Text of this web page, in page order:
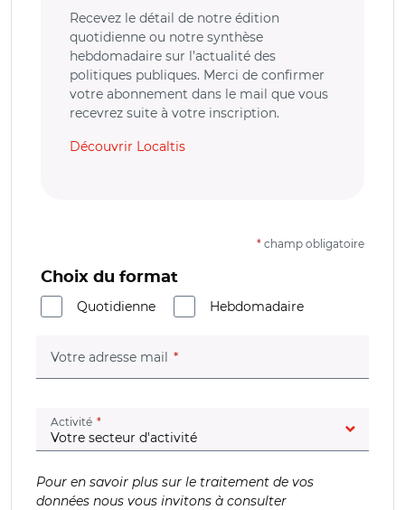
Recevez le détail de notre édition
quotidienne ou notre synthèse
hebdomadaire sur l’actualité des
politiques publiques. Merci de confirmer
votre abonnement dans le mail que vous
recevrez suite à votre inscription.
Découvrir Localtis
* champ obligatoire
Choix du format
Quotidienne
Hebdomadaire
Votre adresse mail (champ obligatoire)
Activité (champ obligatoire)
Pour en savoir plus sur le traitement de vos
données nous vous invitons à consulter